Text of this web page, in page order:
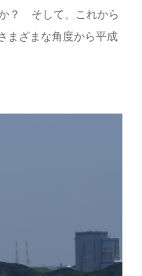
？ そして、これから
ざまな角度から平成